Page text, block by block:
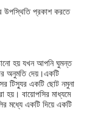
উপস্থিতি প্রকাশ করতে
হয় যখন আপনি ঘুমন্ত
অনুমতি দেয়।একটি
টিস্যুর একটি ছোট নমুনা
হয়। বায়োপসির মাধ্যমে
মধ্যে একটি দিয়ে একটি